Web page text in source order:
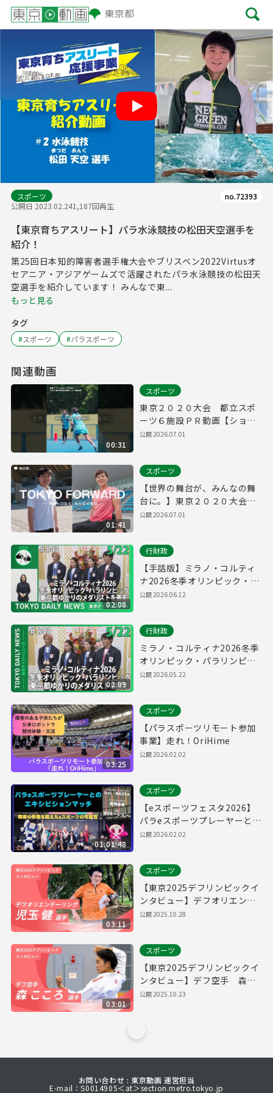
Play
スポーツ
公開日 2023.02.241,187回再生
no.72393
【東京育ちアスリート】パラ水泳競技の松田天空選手を
紹介！
第25回日本知的障害者選手権大会やブリスベン2022Virtusオ
セアニア・アジアゲームズで活躍されたパラ水泳競技の松田天
空選手を紹介しています！ みんなで東...
もっと見る
タグ
#スポーツ #パラスポーツ
関連動画
00:31
スポーツ
東京２０２０大会 都立スポ
ーツ６施設ＰＲ動画【ショー
ト】
公開2026.07.01
01:41
スポーツ
【世界の舞台が、みんなの舞
台に。】東京２０２０大会
都立スポーツ６施設ＰＲ動画
公開2026.07.01
02:08
行財政
【手話版】ミラノ・コルティ
ナ2026冬季オリンピック・パ
ラリンピック 東京都ゆかりの
No.843）
公開2026.06.12
02:09
行財政
ミラノ・コルティナ2026冬季
オリンピック・パラリンピッ
ク 東京都ゆかりのメダリスト
公開2026.05.22
03:25
スポーツ
【パラスポーツリモート参加
事業】走れ！OriHime
公開2026.02.02
01:01:48
スポーツ
【eスポーツフェスタ2026】
パラeスポーツプレーヤーとの
エキシビションマッチ
公開2026.02.02
03:11
スポーツ
【東京2025デフリンピックイ
ンタビュー】デフオリエンテ
ーリング 児玉健選手
公開2025.10.28
03:01
スポーツ
【東京2025デフリンピックイ
ンタビュー】デフ空手 森こ
ころ選手
公開2025.10.23
お問い合わせ : 東京動画 運営担当
E-mail：S0014905＜at＞section.metro.tokyo.jp